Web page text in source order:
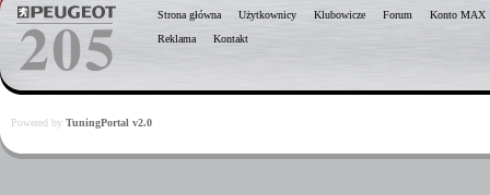
Strona główna Użytkownicy Klubowicze Forum
Konto MAX
Reklama
Kontakt
Powered by TuningPortal v2.0